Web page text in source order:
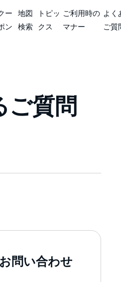
ー
ン
地図
検索
トピッ
クス
ご利用時の
マナー
よく
ご質
ご質問
問い合わせ